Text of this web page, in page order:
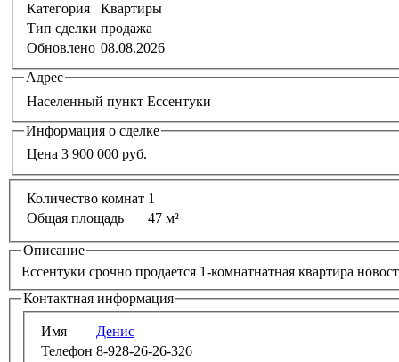
Категория
Квартиры
Тип сделки продажа
Обновлено 08.08.2026
Адрес
Населенный пункт Ессентуки
Информация о сделке
Цена 3 900 000 руб.
Количество комнат 1
Общая площадь
47 м²
Описание
Контактная информация
Имя
Денис
Телефон 8-928-26-26-326